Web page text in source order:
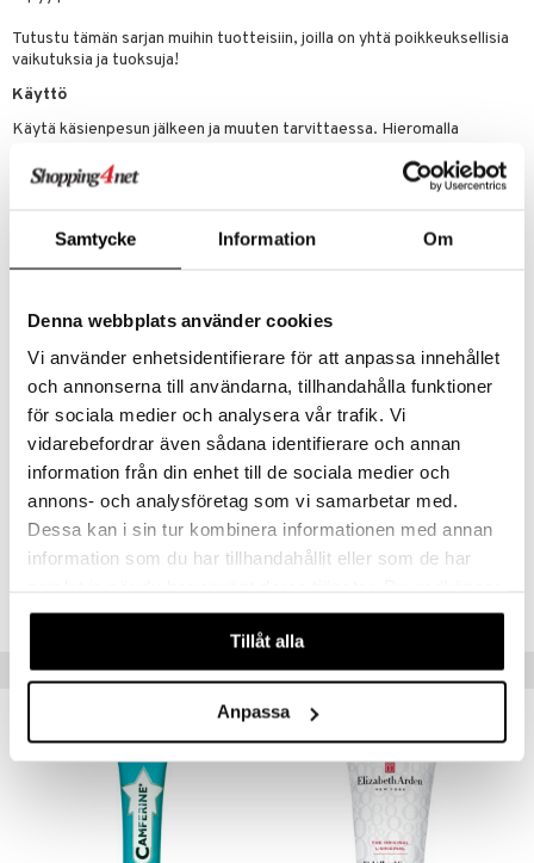
Samtycke Information Om
Denna webbplats använder cookies
Vi använder enhetsidentifierare för att anpassa innehållet
och annonserna till användarna, tillhandahålla funktioner
för sociala medier och analysera vår trafik. Vi
vidarebefordrar även sådana identifierare och annan
information från din enhet till de sociala medier och
annons- och analysföretag som vi samarbetar med.
Dessa kan i sin tur kombinera informationen med annan
information som du har tillhandahållit eller som de har
våra cookies vid fortsatt användande av vår webbplats.
Tillåt alla
Anpassa
Tutustu tämän sarjan muihin tuotteisiin, joilla on yhtä poikkeuksellisia
vaikutuksia ja tuoksuja!
Käyttö
Käytä käsienpesun jälkeen ja muuten tarvittaessa. Hieromalla
Ainesosat
Laurate, Prunus Amygdalus Dulcis Oil, Macadamia Integrifolia Seed
Oil, Propanediol, Cetearyl Glucoside, Glyceryl Stearate Citrate,
Glyceryl Rosinate, Olea Europaea Oil Unsaponifiables, Allantoin,
Acacia Senegal Gum Extract, Sea Water, Prunus Avium Fruit Extract,
Oryza Sativa Extract, Ulmus Davidiana Root Extract, Aloe
Barbadensis Leaf Extract, Viola Mandshurica Flower Extract, Hibiscus
Esculentus Fruit Extract, Lactic Acid, Serine, Alanine, PCA, Parfum,
Sorbitan Caprylate, Caprylhydroxamic Acid, Benzoic Acid, 1,2-
Hexanediol, Hydrogenated Lecithin, Sodium Benzoate, Potassium
Sorbate, Citric Acid, Tetramethyl Acetyloctahydronaphthalenes,
Benzaldehyde, Vanillin.
Tuotenumero
Suositut tuotteet